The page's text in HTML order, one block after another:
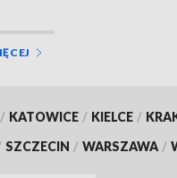
/ KATOWICE / KIELCE /
SZCZECIN / WARSZAWA /